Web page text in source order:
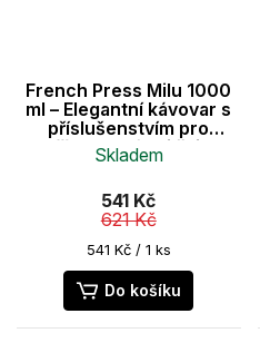
French Press Milu 1000
ml – Elegantní kávovar s
příslušenstvím pro
přípravu kávy i čaje
hodnocení
produktu
je
5,0
z
5
hvězdiček.
Skladem
541 Kč
621 Kč
Měrná
cena:
541 Kč / 1 ks
Do košíku